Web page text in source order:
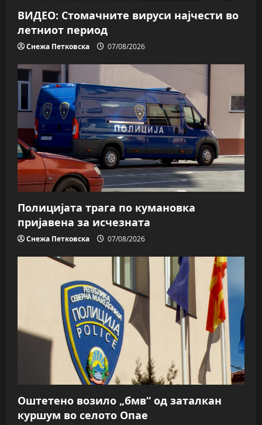
ВИДЕО: Стомачните вируси најчести во
летниот период
Снежа Петковска 07/08/2026
Полицијата трага пo кумановка
пријавена за исчезната
Снежа Петковска 07/08/2026
Оштетено возило „бмв“ од заталкан
куршум во селото Опае